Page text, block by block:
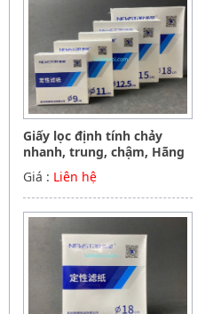
Giấy lọc định tính chảy
nhanh, trung, chậm, Hãng
NewStar
Giá : Liên hệ